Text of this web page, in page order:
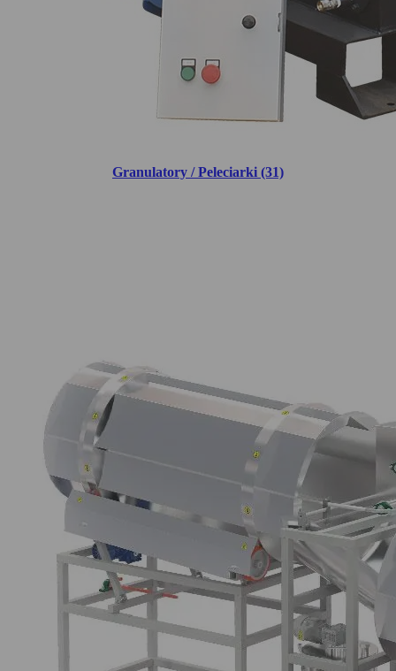
Granulatory / Peleciarki (31)